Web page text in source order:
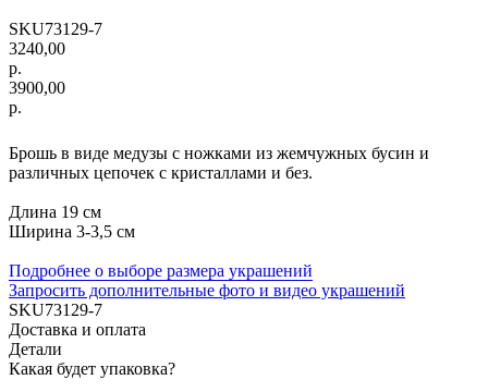
SKU73129-7
3240,00
р.
3900,00
р.
Брошь в виде медузы с ножками из жемчужных бусин и
различных цепочек с кристаллами и без.
Длина 19 см
Ширина 3-3,5 см
Подробнее о выборе размера украшений
Запросить дополнительные фото и видео украшений
SKU73129-7
Доставка и оплата
Детали
Какая будет упаковка?